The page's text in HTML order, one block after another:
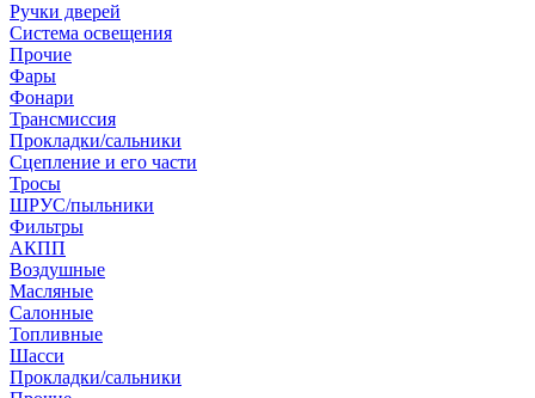
Ручки дверей
Система освещения
Прочие
Фары
Фонари
Трансмиссия
Прокладки/сальники
Сцепление и его части
Тросы
ШРУС/пыльники
Фильтры
АКПП
Воздушные
Масляные
Салонные
Топливные
Шасси
Прокладки/сальники